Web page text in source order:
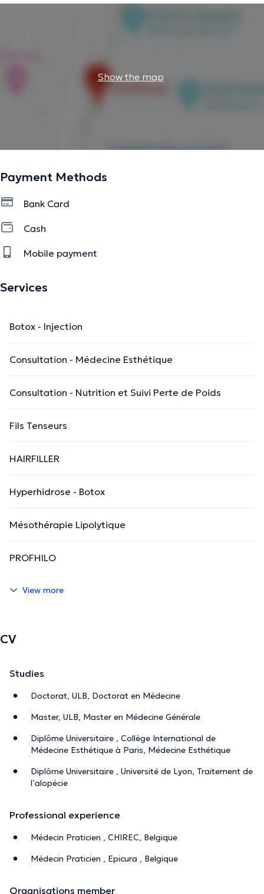
Show the map
Payment Methods
Bank Card
Cash
Mobile payment
Services
Botox - Injection
Consultation - Médecine Esthétique
Consultation - Nutrition et Suivi Perte de Poids
Fils Tenseurs
HAIRFILLER
Hyperhidrose - Botox
Mésothérapie Lipolytique
PROFHILO
View more
CV
Studies
Doctorat, ULB, Doctorat en Médecine
Master, ULB, Master en Médecine Générale
Diplôme Universitaire , Collège International de
Médecine Esthétique à Paris, Médecine Esthétique
Diplôme Universitaire , Université de Lyon, Traitement de
l’alopécie
Professional experience
Médecin Praticien , CHIREC, Belgique
Médecin Praticien , Epicura , Belgique
Organisations member